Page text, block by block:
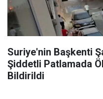
Suriye'nin Başkenti
Şiddetli Patlamada
Bildirildi